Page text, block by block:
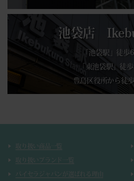
池袋店
「池袋駅」徒歩
「東池袋駅」徒
豊島区役所から徒
取り扱い商品一覧
取り扱いブランド一覧
バイセラジャパンが選ばれる理由